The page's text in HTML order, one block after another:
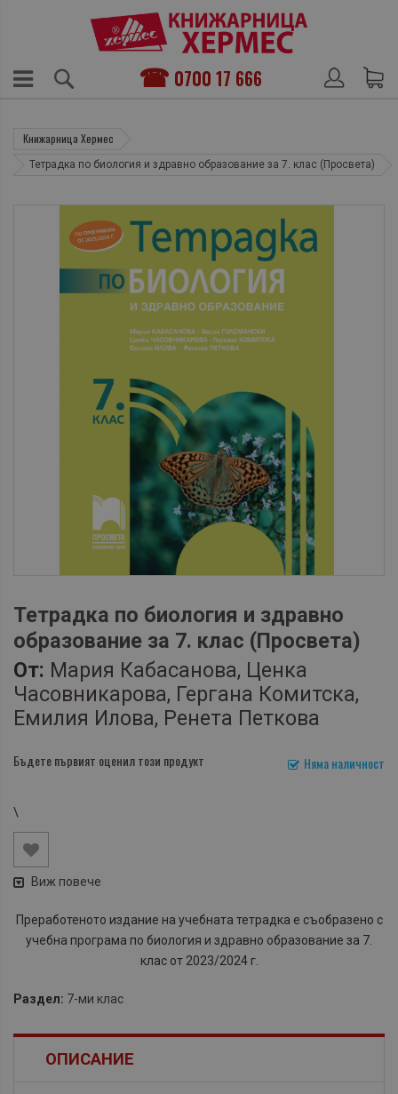
0700 17 666
Книжарница Хермес
Тетрадка по биология и здравно образование за 7. клас (Просвета)
Тетрадка по биология и здравно
образование за 7. клас (Просвета)
От: Мария Кабасанова, Ценка
Часовникарова, Гергана Комитска,
Емилия Илова, Ренета Петкова
Няма наличност
Бъдете първият оценил този продукт
\
Виж повече
Преработеното издание на учебната тетрадка е съобразено с
учебна програма по биология и здравно образование за 7.
клас от 2023/2024 г.
Раздел: 7-ми клас
ОПИСАНИЕ